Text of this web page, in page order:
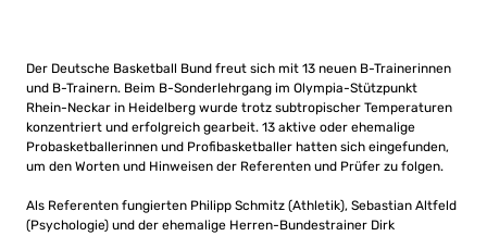
Der Deutsche Basketball Bund freut sich mit 13 neuen B-Trainerinnen
und B-Trainern. Beim B-Sonderlehrgang im Olympia-Stützpunkt
Rhein-Neckar in Heidelberg wurde trotz subtropischer Temperaturen
konzentriert und erfolgreich gearbeit. 13 aktive oder ehemalige
Probasketballerinnen und Profibasketballer hatten sich eingefunden,
um den Worten und Hinweisen der Referenten und Prüfer zu folgen.
Als Referenten fungierten Philipp Schmitz (Athletik), Sebastian Altfeld
(Psychologie) und der ehemalige Herren-Bundestrainer Dirk